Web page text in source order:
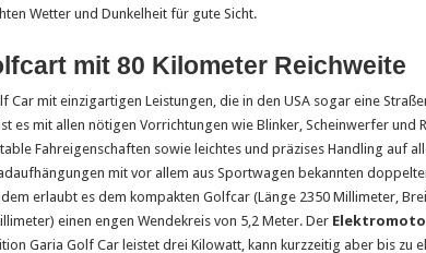
Wetter und Dunkelheit für gute Sicht.
mit 80 Kilometer Reichweite
Car mit einzigartigen Leistungen, die in den USA sogar eine
es mit allen nötigen Vorrichtungen wie Blinker, Scheinwerfer und
Fahreigenschaften sowie leichtes und präzises Handling auf
mit vor allem aus Sportwagen bekannten
erlaubt es dem kompakten Golfcar (Länge 2350 Millimeter,
einen engen Wendekreis von 5,2 Meter. Der
Garia Golf Car leistet drei Kilowatt, kann kurzzeitig aber bis zu